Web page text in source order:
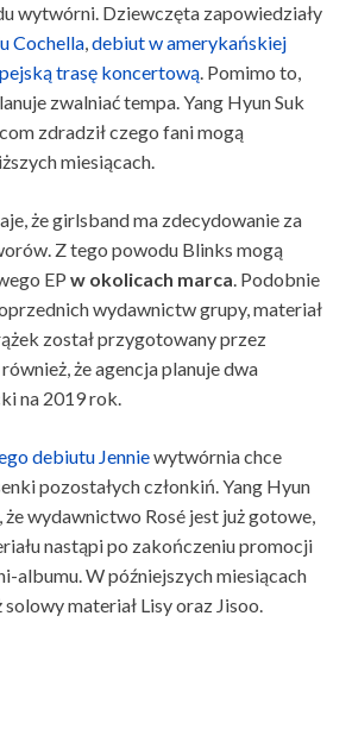
wytwórni. Dziewczęta zapowiedziały
Cochella,debiut w amerykańskiej
trasę koncertową. Pomimo to,
zwalniać tempa. Yang Hyun Suk
zdradził czego fani mogą
miesiącach.
że girlsband ma zdecydowanie za
Z tego powodu Blinks mogą
EP w okolicach marca. Podobnie
wydawnictw grupy, materiał
został przygotowany przez
że agencja planuje dwa
na 2019 rok.
debiutu Jenniewytwórnia chce
pozostałych członkiń. Yang Hyun
że wydawnictwo Rosé jest już gotowe,
nastąpi po zakończeniu promocji
albumu. W późniejszych miesiącach
solowy materiał Lisy oraz Jisoo.